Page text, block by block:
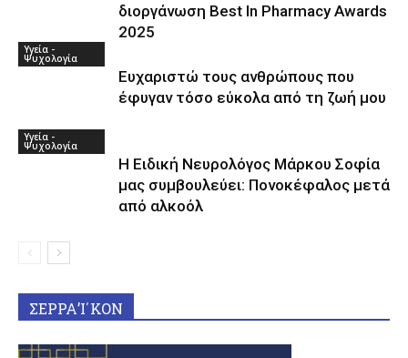
διοργάνωση Best In Pharmacy Awards
2025
Υγεία -
Ψυχολογία
Ευχαριστώ τους ανθρώπους που
έφυγαν τόσο εύκολα από τη ζωή μου
Υγεία -
Ψυχολογία
Η Ειδική Νευρολόγος Μάρκου Σοφία
μας συμβουλεύει: Πονοκέφαλος μετά
από αλκοόλ
ΣΕΡΡΑ’Ι΄ΚΟΝ